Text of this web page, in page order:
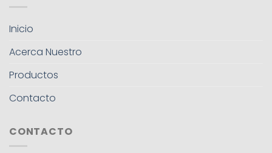
Inicio
Acerca Nuestro
Productos
Contacto
CONTACTO